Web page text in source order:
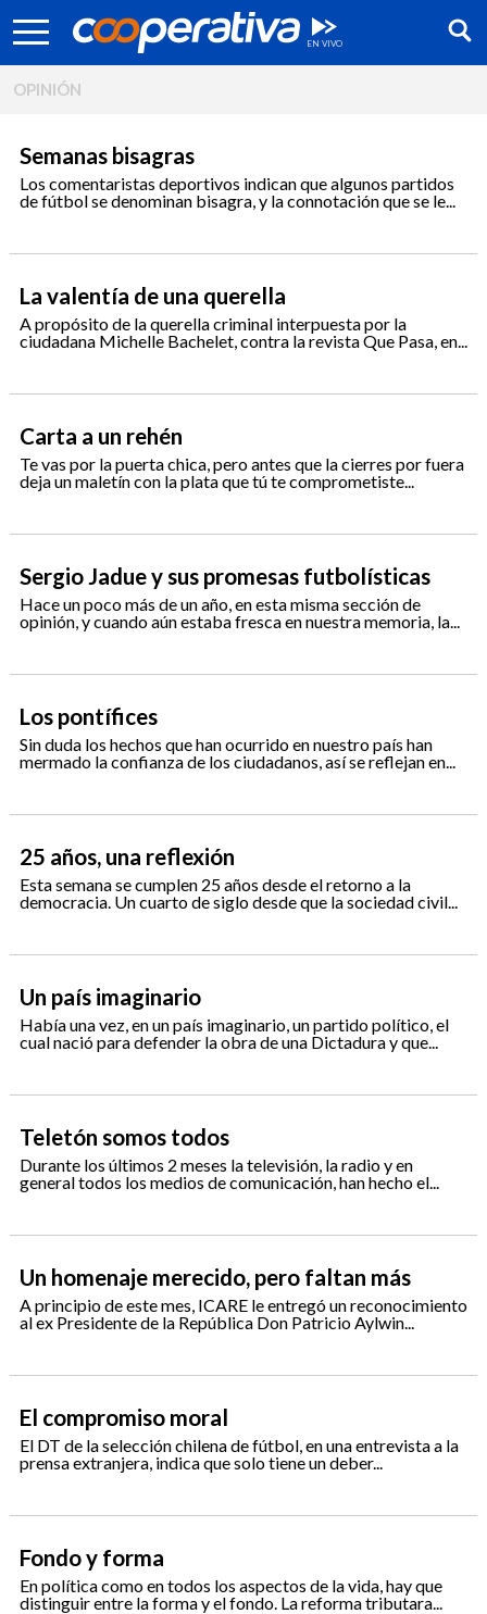
Síguenos:
OPINIÓN
Semanas bisagras
Los comentaristas deportivos indican que algunos partidos
de fútbol se denominan bisagra, y la connotación que se le...
La valentía de una querella
A propósito de la querella criminal interpuesta por la
ciudadana Michelle Bachelet, contra la revista Que Pasa, en...
Carta a un rehén
Te vas por la puerta chica, pero antes que la cierres por fuera
deja un maletín con la plata que tú te comprometiste...
Sergio Jadue y sus promesas futbolísticas
Hace un poco más de un año, en esta misma sección de
opinión, y cuando aún estaba fresca en nuestra memoria, la...
Los pontífices
Sin duda los hechos que han ocurrido en nuestro país han
mermado la confianza de los ciudadanos, así se reflejan en...
25 años, una reflexión
Esta semana se cumplen 25 años desde el retorno a la
democracia. Un cuarto de siglo desde que la sociedad civil...
Un país imaginario
Había una vez, en un país imaginario, un partido político, el
cual nació para defender la obra de una Dictadura y que...
Teletón somos todos
Durante los últimos 2 meses la televisión, la radio y en
general todos los medios de comunicación, han hecho el...
Un homenaje merecido, pero faltan más
A principio de este mes, ICARE le entregó un reconocimiento
al ex Presidente de la República Don Patricio Aylwin...
El compromiso moral
El DT de la selección chilena de fútbol, en una entrevista a la
prensa extranjera, indica que solo tiene un deber...
Fondo y forma
En política como en todos los aspectos de la vida, hay que
distinguir entre la forma y el fondo. La reforma tributara...